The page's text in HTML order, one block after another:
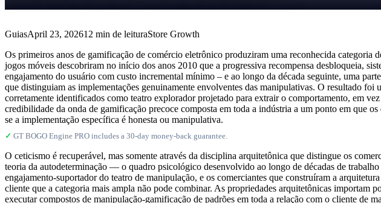
GuiasApril 23, 202612 min de leituraStore Growth
Os primeiros anos de gamificação de comércio eletrônico produziram uma reconhecida categoria
jogos móveis descobriram no início dos anos 2010 que a progressiva recompensa desbloqueia,
engajamento do usuário com custo incremental mínimo – e ao longo da década seguinte, uma
que distinguiam as implementações genuinamente envolventes das manipulativas. O resultado foi
corretamente identificados como teatro explorador projetado para extrair o comportamento, em
credibilidade da onda de gamificação precoce composta em toda a indústria a um ponto em que
se a implementação específica é honesta ou manipulativa.
✓ GT BOGO Engine PRO includes a 30-day money-back guarantee.
O ceticismo é recuperável, mas somente através da disciplina arquitetônica que distingue os
teoria da autodeterminação — o quadro psicológico desenvolvido ao longo de décadas de
engajamento-suportador do teatro de manipulação, e os comerciantes que construíram a
cliente que a categoria mais ampla não pode combinar. As propriedades arquitetônicas
executar compostos de manipulação-gamificação de padrões em toda a relação com o cliente de